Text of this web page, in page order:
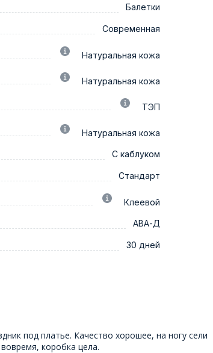
Балетки
Современная
Натуральная кожа
Натуральная кожа
ТЭП
Натуральная кожа
С каблуком
Стандарт
Клеевой
АВА-Д
30 дней
под платье. Качество хорошее, на ногу сели
коробка цела.